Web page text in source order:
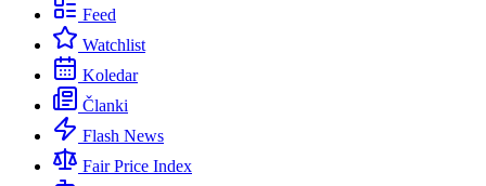
Feed
Watchlist
Koledar
Članki
Flash News
Fair Price Index